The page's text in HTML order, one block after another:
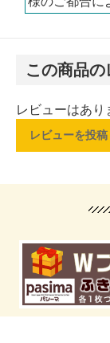
この商品
レビューはあり
レビューを投稿